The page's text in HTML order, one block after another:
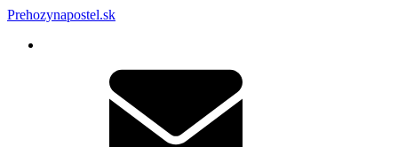
Prehozynapostel.sk